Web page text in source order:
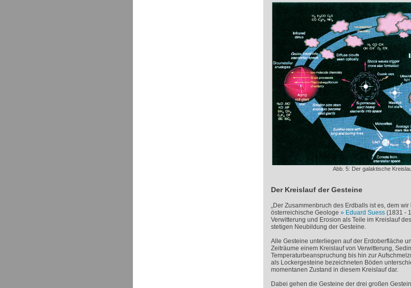
Abb. 5: Der galaktische
Der Kreislauf der Gesteine
„Der Zusammenbruch des Erdballs ist es, dem
österreichische Geologe
Eduard Suess(1831 -
Verwitterung und Erosion als Teile im Kreislauf
stetigen Neubildung der Gesteine.
Alle Gesteine unterliegen auf der Erdoberfläche
Zeiträume einem Kreislauf von Verwitterung,
Temperaturbeanspruchung bis hin zur
als Lockergesteine bezeichneten Böden
momentanen Zustand in diesem Kreislauf dar.
Dabei gehen die Gesteine der drei großen